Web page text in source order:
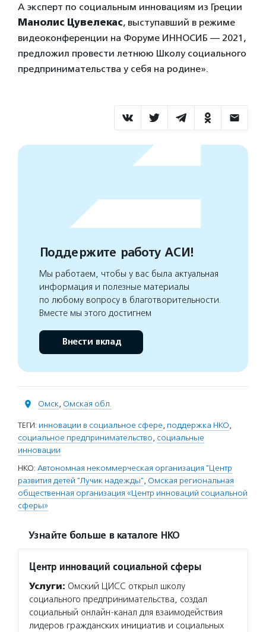
А эксперт по социальным инновациям из Греции
Манолис Цувелекас, выступавший в режиме
видеоконференции на Форуме ИННОСИБ — 2021,
предложил провести летнюю Школу социального
предпринимательства у себя на родине».
Поддержите работу АСИ!
Мы работаем, чтобы у вас была актуальная
информация и полезные материалы
по любому вопросу в благотворительности.
Вместе мы этого достигнем
Внести вклад
Омск, Омская обл.
ТЕГИ: инновации в социальное сфере, поддержка НКО,
социальное предпринимательство, социальные
инновации
НКО: Автономная некоммерческая организация "Центр
развития детей "Лучик надежды", Омская региональная
общественная организация «Центр инноваций социальной
сферы»
Узнайте больше в каталоге НКО
Центр инноваций социальной сферы
Услуги: Омский ЦИСС открыл школу
социального предпринимательства, создал
социальный онлайн-канал для взаимодействия
лидеров гражданских инициатив и социальных